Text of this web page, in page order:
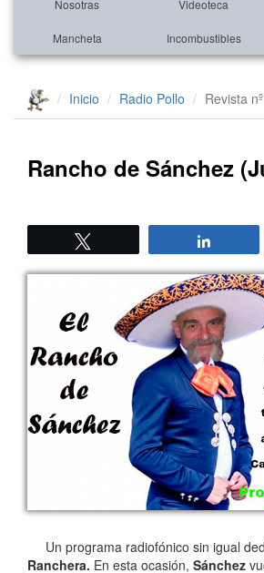
Nosotras Videoteca
Mancheta Incombustibles
Inicio Radio Pollo Revista
Rancho de Sánchez
Un programa radiofónico sin igual
Ranchera. En esta ocasión, Sánchez